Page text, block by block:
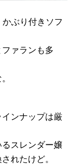
ぶり付きソフ
ァランも多
ンナップは厳
スレンダー嬢
れたけど。